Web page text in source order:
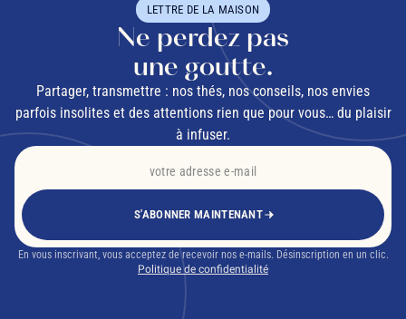
LETTRE DE LA MAISON
Ne perdez pas
une goutte.
Partager, transmettre : nos thés, nos conseils, nos envies
parfois insolites et des attentions rien que pour vous… du plaisir
à infuser.
S'ABONNER MAINTENANT
En vous inscrivant, vous acceptez de recevoir nos e-mails. Désinscription en un clic.
Politique de confidentialité